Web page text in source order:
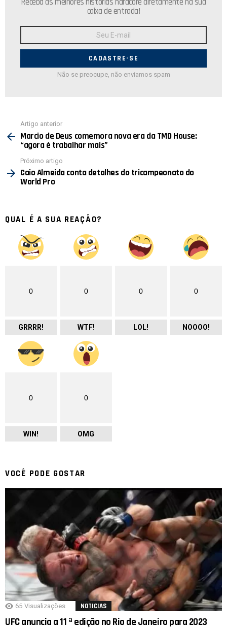
Receba as melhores histórias hardcore diretamente na sua
caixa de entrada!
E-
Não se preocupe, não enviamos spam
mais
Artigo anterior
Marcio de Deus comemora nova era da TMD House:
“agora é trabalhar mais”
Próximo artigo
Caio Almeida conta detalhes do tricampeonato do
World Pro
QUAL É A SUA REAÇÃO?
0
GRRRR!
0
WTF!
0
LOL!
0
NOOOO!
0
WIN!
0
OMG
VOCÊ PODE GOSTAR
65 Visualizações NOTICIAS
UFC anuncia a 11 ª edição no Rio de Janeiro para 2023